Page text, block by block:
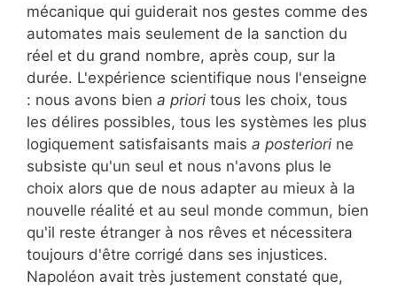
mécanique qui guiderait nos gestes comme des
automates mais seulement de la sanction du
réel et du grand nombre, après coup, sur la
durée. L'expérience scientifique nous l'enseigne
: nous avons bien a priori tous les choix, tous
les délires possibles, tous les systèmes les plus
logiquement satisfaisants mais a posteriori ne
subsiste qu'un seul et nous n'avons plus le
choix alors que de nous adapter au mieux à la
nouvelle réalité et au seul monde commun, bien
qu'il reste étranger à nos rêves et nécessitera
toujours d'être corrigé dans ses injustices.
Napoléon avait très justement constaté que,